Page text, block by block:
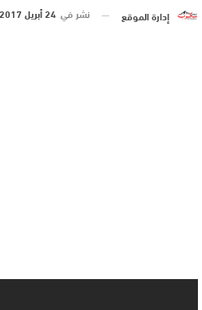
إدارة الموقع نشر في 24 أبريل 2017 الساعة 12 و 19 دقيقة